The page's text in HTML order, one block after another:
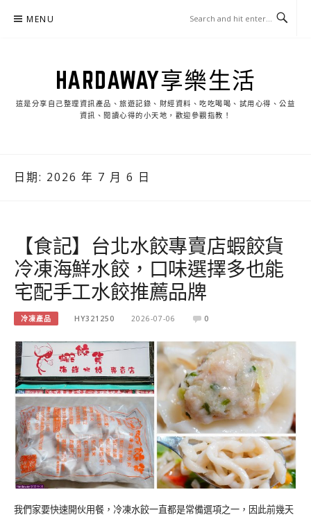
MENU
HARDAWAY享樂生活
這是分享自己整理資訊產品、旅遊記錄、財經資料、吃吃喝喝、試用心得、公益
資訊、閱讀心得的小天地，歡迎參觀指教！
日期: 2026 年 7 月 6 日
【食記】台北水餃專賣店蝦餃貨
冷凍海鮮水餃，口味選擇多也能
宅配手工水餃推薦品牌
冷凍產品 HY321250 2026-07-06 0
我們家要快速開伙用餐，冷凍水餃一直都是常備選項之一，因此前幾天